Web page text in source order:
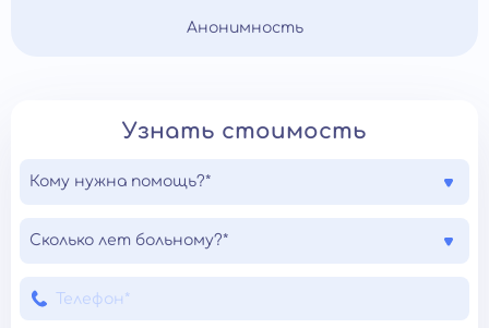
Анонимность
Узнать стоимость
Кому нужна помощь?*
Сколько лет больному?*